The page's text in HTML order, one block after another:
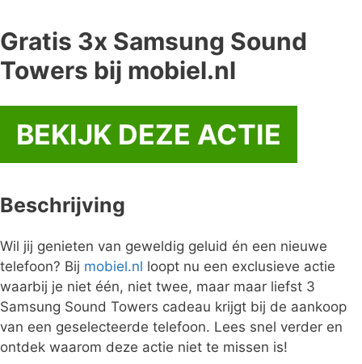
Gratis 3x Samsung Sound
Towers bij mobiel.nl
BEKIJK DEZE ACTIE
Beschrijving
Wil jij genieten van geweldig geluid én een nieuwe
telefoon? Bij mobiel.nl loopt nu een exclusieve actie
waarbij je niet één, niet twee, maar maar liefst 3
Samsung Sound Towers cadeau krijgt bij de aankoop
van een geselecteerde telefoon. Lees snel verder en
ontdek waarom deze actie niet te missen is!